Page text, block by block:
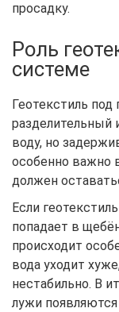
просадку.
Роль
системе
Геотекстиль
разделительный
воду, но
особенно важно
должен
Если
попадает в
происходит
вода уходит
нестабильно. В
лужи